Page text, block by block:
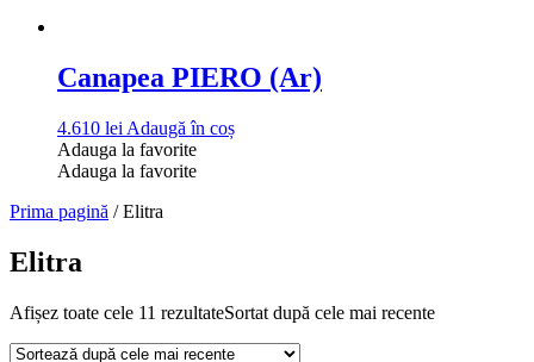
Canapea PIERO (Ar)
4.610 lei Adaugă în coș
Adauga la favorite
Adauga la favorite
Prima pagină / Elitra
Elitra
Afișez toate cele 11 rezultateSortat după cele mai recente